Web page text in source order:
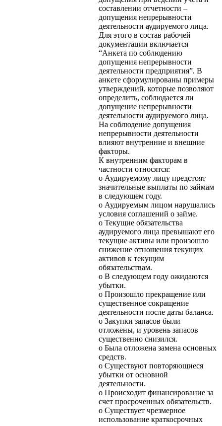
составлении отчетности –
допущения непрерывности
деятельности аудируемого лица.
Для этого в состав рабочей
документации включается
“Анкета по соблюдению
допущения непрерывности
деятельности предприятия”. В
анкете сформулированы примеры
утверждений, которые позволяют
определить, соблюдается ли
допущение непрерывности
деятельности аудируемого лица.
На соблюдение допущения
непрерывности деятельности
влияют внутренние и внешние
факторы.
К внутренним факторам в
частности относятся:
o Аудируемому лицу предстоят
значительные выплаты по займам
в следующем году.
o Аудируемым лицом нарушались
условия соглашений о займе.
o Текущие обязательства
аудируемого лица превышают его
текущие активы или произошло
снижение отношения текущих
активов к текущим
обязательствам.
o В следующем году ожидаются
убытки.
o Произошло прекращение или
существенное сокращение
деятельности после даты баланса.
o Закупки запасов были
отложены, и уровень запасов
существенно снизился.
o Была отложена замена основных
средств.
o Существуют повторяющиеся
убытки от основной
деятельности.
o Происходит финансирование за
счет просроченных обязательств.
o Существует чрезмерное
использование краткосрочных